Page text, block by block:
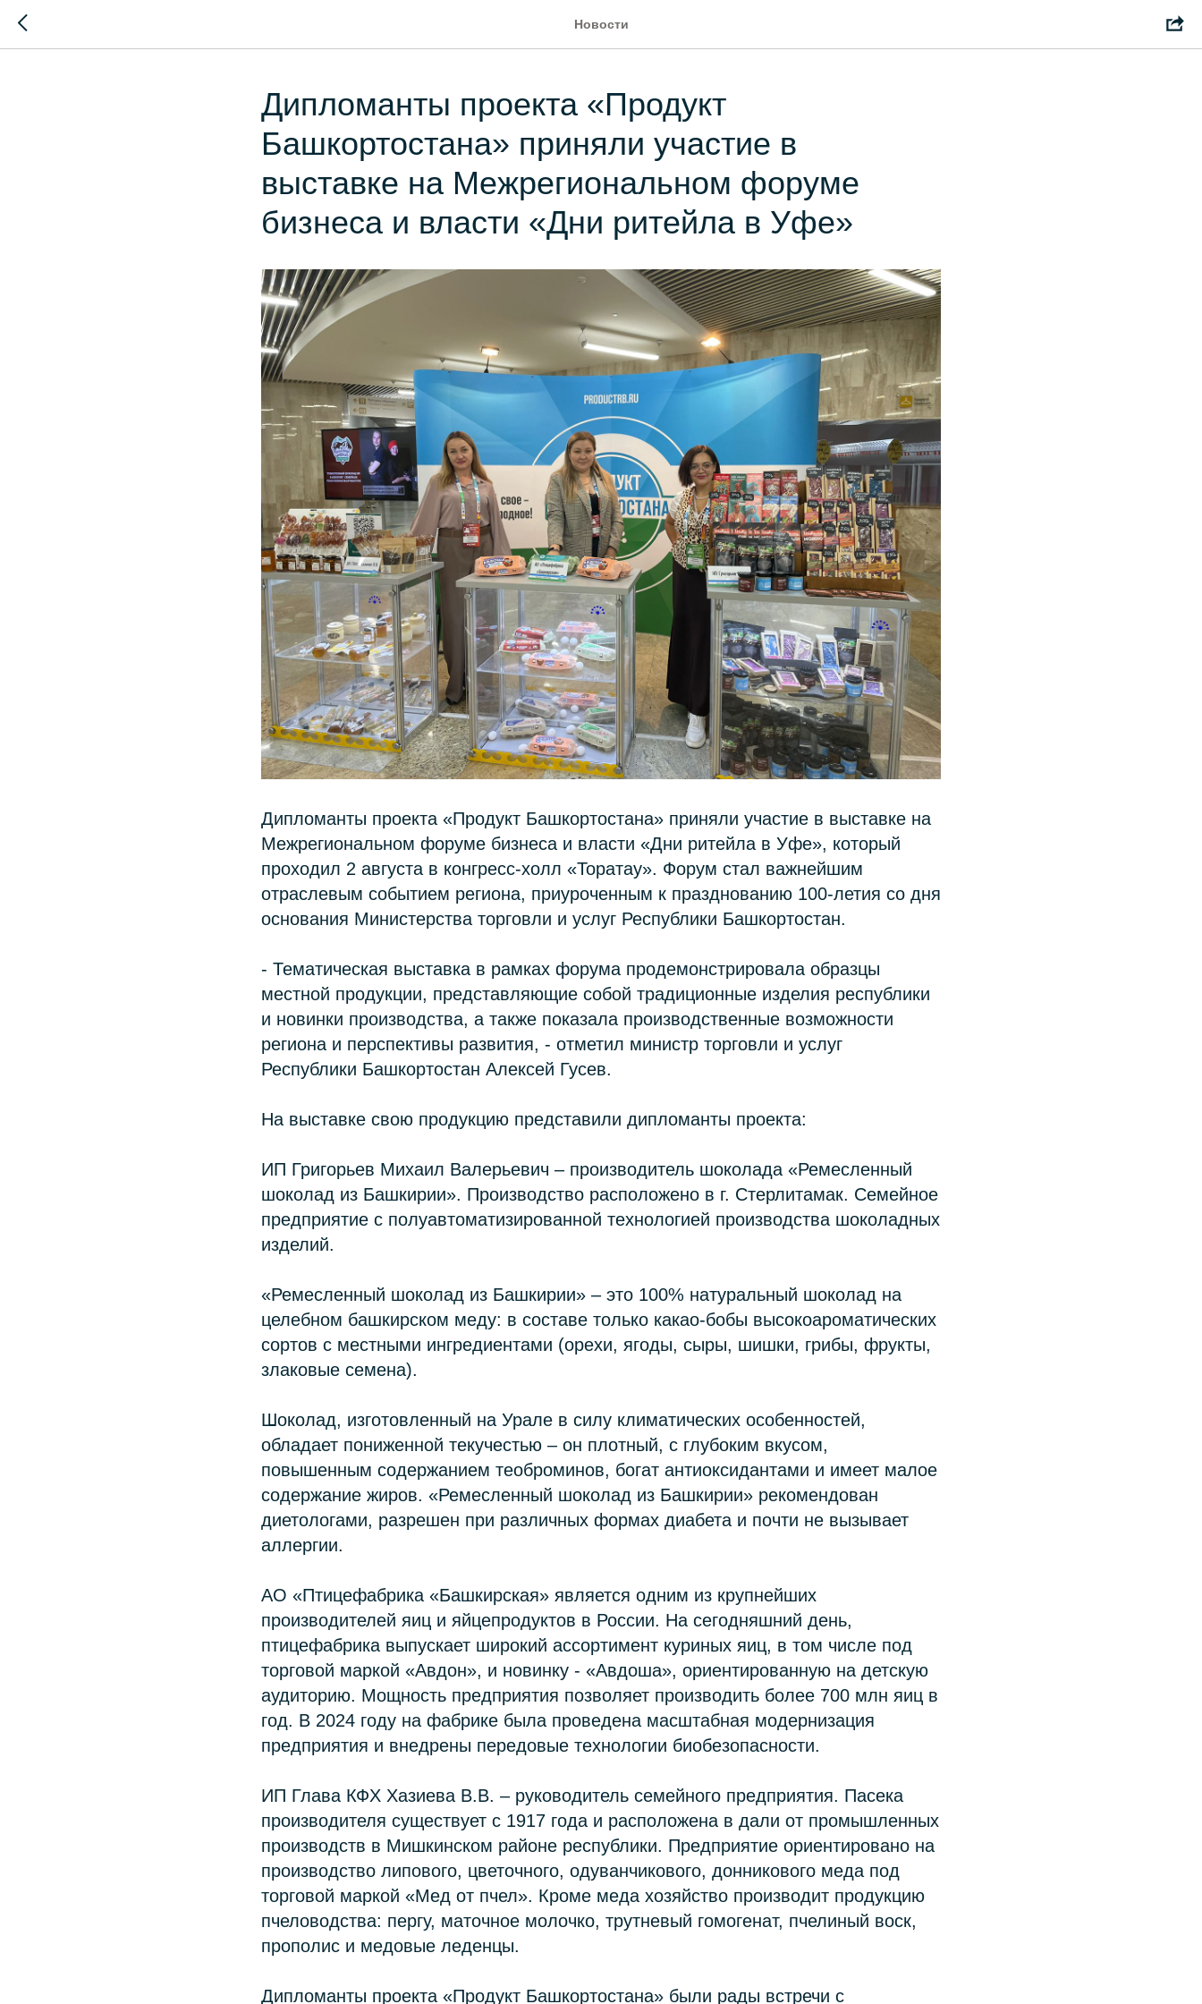
Новости
Дипломанты проекта «Продукт
Башкортостана» приняли участие в
выставке на Межрегиональном форуме
бизнеса и власти «Дни ритейла в Уфе»
Дипломанты проекта «Продукт Башкортостана» приняли участие в выставке на
Межрегиональном форуме бизнеса и власти «Дни ритейла в Уфе», который
проходил 2 августа в конгресс-холл «Торатау». Форум стал важнейшим
отраслевым событием региона, приуроченным к празднованию 100-летия со дня
основания Министерства торговли и услуг Республики Башкортостан.
- Тематическая выставка в рамках форума продемонстрировала образцы
местной продукции, представляющие собой традиционные изделия республики
и новинки производства, а также показала производственные возможности
региона и перспективы развития, - отметил министр торговли и услуг
Республики Башкортостан Алексей Гусев.
На выставке свою продукцию представили дипломанты проекта:
ИП Григорьев Михаил Валерьевич – производитель шоколада «Ремесленный
шоколад из Башкирии». Производство расположено в г. Стерлитамак. Семейное
предприятие с полуавтоматизированной технологией производства шоколадных
изделий.
«Ремесленный шоколад из Башкирии» – это 100% натуральный шоколад на
целебном башкирском меду: в составе только какао-бобы высокоароматических
сортов с местными ингредиентами (орехи, ягоды, сыры, шишки, грибы, фрукты,
злаковые семена).
Шоколад, изготовленный на Урале в силу климатических особенностей,
обладает пониженной текучестью – он плотный, с глубоким вкусом,
повышенным содержанием теоброминов, богат антиоксидантами и имеет малое
содержание жиров. «Ремесленный шоколад из Башкирии» рекомендован
диетологами, разрешен при различных формах диабета и почти не вызывает
аллергии.
АО «Птицефабрика «Башкирская» является одним из крупнейших
производителей яиц и яйцепродуктов в России. На сегодняшний день,
птицефабрика выпускает широкий ассортимент куриных яиц, в том числе под
торговой маркой «Авдон», и новинку - «Авдоша», ориентированную на детскую
аудиторию. Мощность предприятия позволяет производить более 700 млн яиц в
год. В 2024 году на фабрике была проведена масштабная модернизация
предприятия и внедрены передовые технологии биобезопасности.
ИП Глава КФХ Хазиева В.В. – руководитель семейного предприятия. Пасека
производителя существует с 1917 года и расположена в дали от промышленных
производств в Мишкинском районе республики. Предприятие ориентировано на
производство липового, цветочного, одуванчикового, донникового меда под
торговой маркой «Мед от пчел». Кроме меда хозяйство производит продукцию
пчеловодства: пергу, маточное молочко, трутневый гомогенат, пчелиный воск,
прополис и медовые леденцы.
Дипломанты проекта «Продукт Башкортостана» были рады встречи с